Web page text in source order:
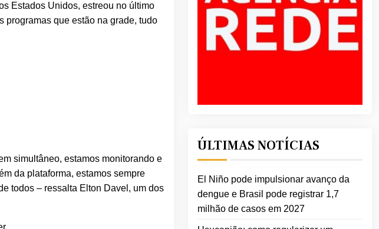
Estados Unidos, estreou no último
programas que estão na grade, tudo
simultâneo, estamos monitorando e
da plataforma, estamos sempre
todos – ressalta Elton Davel, um dos
ÚLTIMAS NOTÍCIAS
El Niño pode impulsionar avanço da
dengue e Brasil pode registrar 1,7
milhão de casos em 2027